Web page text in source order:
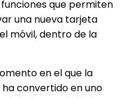
que permiten
una nueva tarjeta
móvil, dentro de la
en el que la
ha convertido en uno